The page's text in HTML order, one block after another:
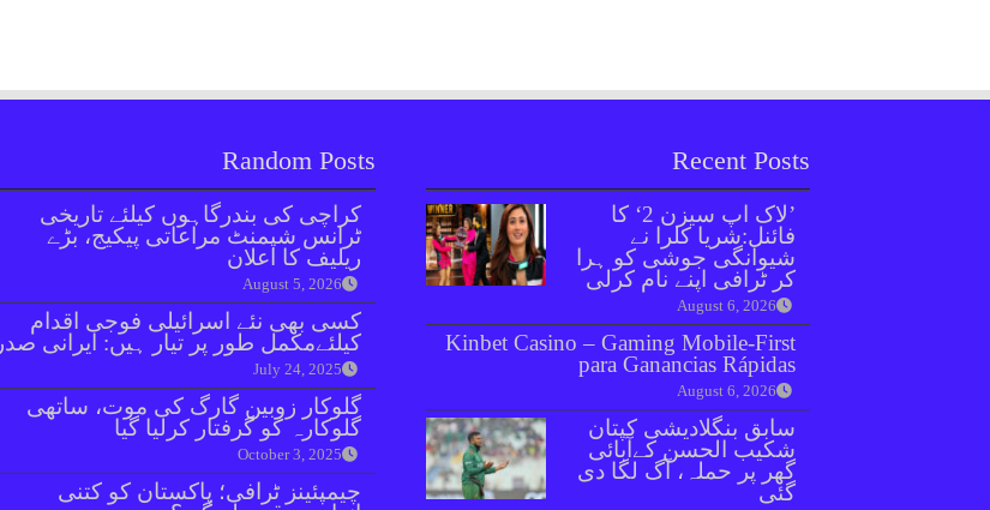
Random Posts
کراچی کی بندرگاہوں کیلئے تاریخی
ٹرانس شپمنٹ مراعاتی پیکیج، بڑے
ریلیف کا اعلان
August 5, 2026
کسی بھی نئے اسرائیلی فوجی اقدام
کیلئےمکمل طور پر تیار ہیں: ایرانی صدر
July 24, 2025
گلوکار زوبین گارگ کی موت، ساتھی
گلوکارہ کو گرفتار کرلیا گیا
October 3, 2025
چیمپئینز ٹرافی؛ پاکستان کو کتنی
Recent Posts
’لاک اپ سیزن 2‘ کا
فائنل:شریا کلرا نے
شیوانگی جوشی کو ہرا
کر ٹرافی اپنے نام کرلی
August 6, 2026
Kinbet Casino – Gaming Mobile‑First
para Ganancias Rápidas
August 6, 2026
سابق بنگلادیشی کپتان
شکیب الحسن کےآبائی
گھر پر حملہ، آگ لگا دی
گئی